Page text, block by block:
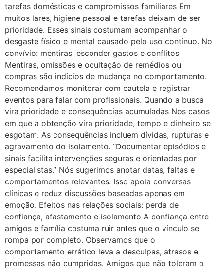
tarefas domésticas e compromissos familiares Em
muitos lares, higiene pessoal e tarefas deixam de ser
prioridade. Esses sinais costumam acompanhar o
desgaste físico e mental causado pelo uso contínuo. No
convívio: mentiras, esconder gastos e conflitos
Mentiras, omissões e ocultação de remédios ou
compras são indícios de mudança no comportamento.
Recomendamos monitorar com cautela e registrar
eventos para falar com profissionais. Quando a busca
vira prioridade e consequências acumuladas Nos casos
em que a obtenção vira prioridade, tempo e dinheiro se
esgotam. As consequências incluem dívidas, rupturas e
agravamento do isolamento. “Documentar episódios e
sinais facilita intervenções seguras e orientadas por
especialistas.” Nós sugerimos anotar datas, faltas e
comportamentos relevantes. Isso apoia conversas
clínicas e reduz discussões baseadas apenas em
emoção. Efeitos nas relações sociais: perda de
confiança, afastamento e isolamento A confiança entre
amigos e família costuma ruir antes que o vínculo se
rompa por completo. Observamos que o
comportamento errático leva a desculpas, atrasos e
promessas não cumpridas. Amigos que não toleram o